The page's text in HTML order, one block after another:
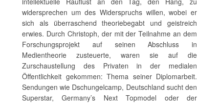
widersprechen um des Widerspruchs willen, wobei er
sich als überraschend theoriebegabt und geistreich
erwies. Durch Christoph, der mit der Teilnahme an dem
Forschungsprojekt auf seinen Abschluss in
Medientheorie zusteuerte, waren sie auf die
Zurschaustellung des Privaten in der medialen
Öffentlichkeit gekommen: Thema seiner Diplomarbeit.
Sendungen wie Dschungelcamp, Deutschland sucht den
Superstar, Germany’s Next Topmodel oder der